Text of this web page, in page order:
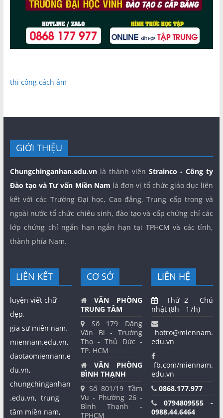
thi công cách âm
GIỚI THIỆU
Chungchinganhan.edu.vnlà thành viênStrainco - Công ty
Đào tạo và Tư vấn Miền Nam là đơn vị tổ chức giáo dục liên
kết với các Trường Đại học, Cao đẳng, Trung cấp trong và
ngoài nước tổ chức chiêu sinh, đào tạo và cấp chứng chỉ các
lớp chứng chỉ ngắn hạn ngắn hạn tại TPHCM và các tỉnh,
thành phía Nam.
LIÊN KẾT
luyện viết chữ
đẹp,
gia sư miền nam,
miennam.edu.vn,
daotaomiennam.e
du.vn,
chungchinganhan
.edu.vn, trung
tâm miền nam,
CƠ SỞ
VĂN PHÒNG
TRUNG TÂM
Số 179 Đặng
Văn Bi - Trường
Thọ - Thủ Đức -
TP. HCM
VĂN PHÒNG
BÌNH THẠNH
Số 801/19 Tầm
Vu - Phường 26 -
Bình Thạnh -
TPHCM
LIÊN HỆ
Thứ 2 - Chủ
nhật (8h - 17h)
hotro@miennam.
edu.vn
fb.com/miennam.
edu.vn
0868.177.977
0794809555 -
0988.44.6464